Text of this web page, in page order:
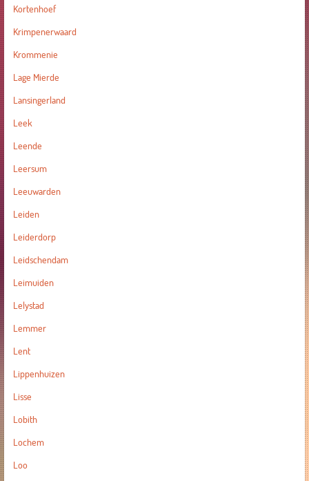
Kortenhoef
Krimpenerwaard
Krommenie
Lage Mierde
Lansingerland
Leek
Leende
Leersum
Leeuwarden
Leiden
Leiderdorp
Leidschendam
Leimuiden
Lelystad
Lemmer
Lent
Lippenhuizen
Lisse
Lobith
Lochem
Loo